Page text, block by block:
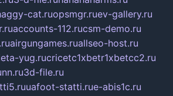
cat.ruopsmgr.ruev-gallery.ru
accounts-112.rucsm-demo.ru
airgungames.ruallseo-host.ru
yug.rucricetc1xbetr1xbetcc2.ru
3d-file.ru
uafoot-statti.rue-abis1c.ru